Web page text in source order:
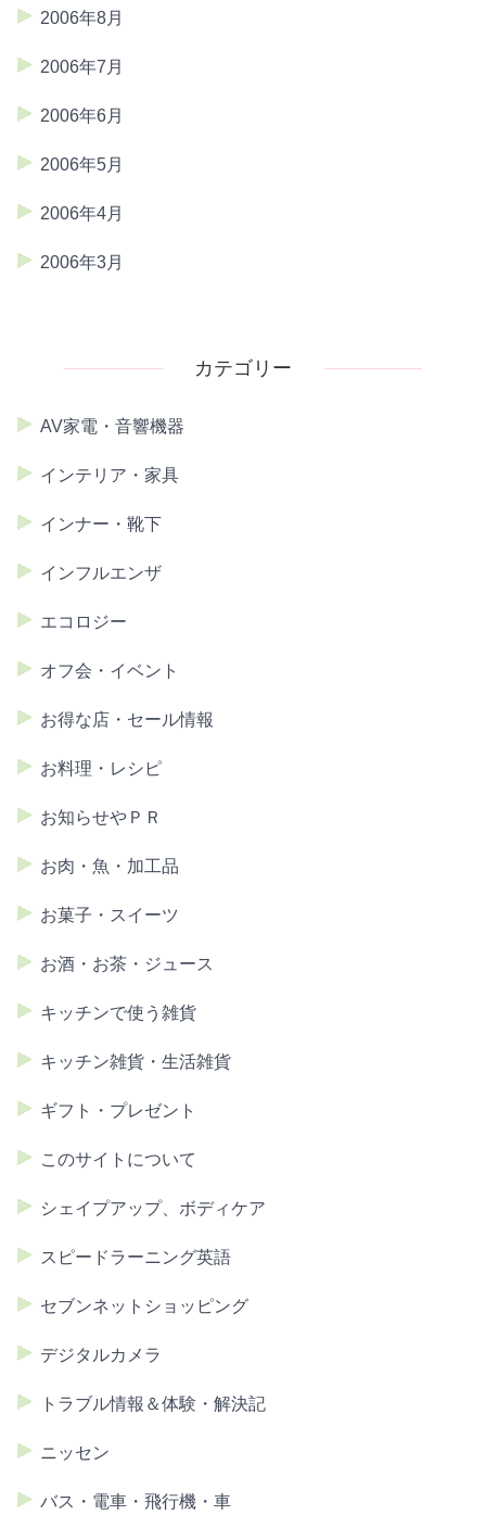
2006年8月
2006年7月
2006年6月
2006年5月
2006年4月
2006年3月
カテゴリー
AV家電・音響機器
インテリア・家具
インナー・靴下
インフルエンザ
エコロジー
オフ会・イベント
お得な店・セール情報
お料理・レシピ
お知らせやＰＲ
お肉・魚・加工品
お菓子・スイーツ
お酒・お茶・ジュース
キッチンで使う雑貨
キッチン雑貨・生活雑貨
ギフト・プレゼント
このサイトについて
シェイプアップ、ボディケア
スピードラーニング英語
セブンネットショッピング
デジタルカメラ
トラブル情報＆体験・解決記
ニッセン
バス・電車・飛行機・車